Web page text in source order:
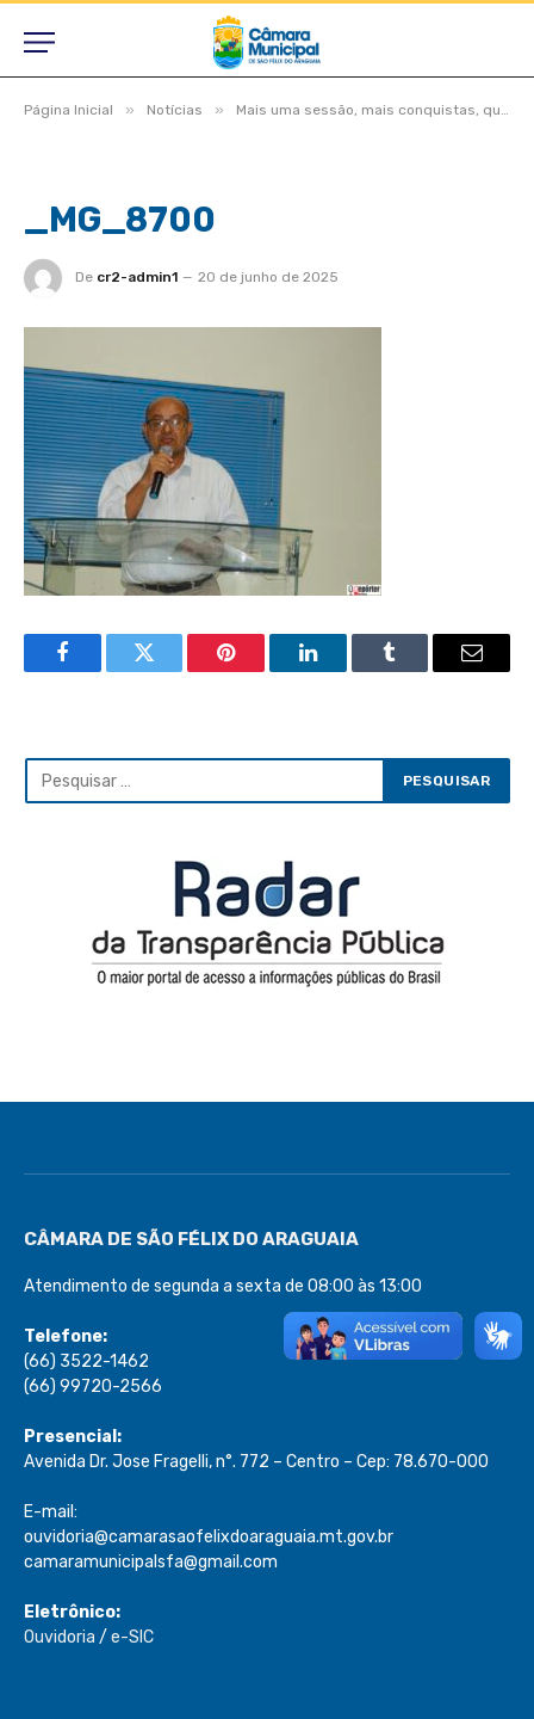
Página Inicial » Notícias » Mais uma sessão, mais conquistas, quando Câmara e Prefeitura andam juntas, o povo ganha
_MG_8700
De cr2-admin1 20 de junho de 2025
FacebookTwitter Pinterest LinkedInTumblr Email
CÂMARA DE SÃO FÉLIX DO ARAGUAIA
Atendimento de segunda a sexta de 08:00 às 13:00
Telefone:
(66) 3522-1462
(66) 99720-2566
Presencial:
Avenida Dr. Jose Fragelli, n°. 772 – Centro – Cep: 78.670-000
E-mail:
ouvidoria@camarasaofelixdoaraguaia.mt.gov.br
camaramunicipalsfa@gmail.com
Eletrônico:
Ouvidoria / e-SIC